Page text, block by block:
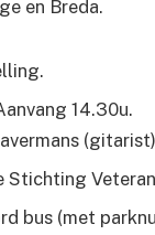
en Breda.
14.30u.
(gitarist)
Stichting
bus (met